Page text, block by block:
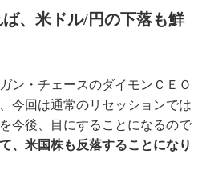
、米ドル/円の下落も鮮
ン・チェースのダイモンＣＥＯ
今回は通常のリセッションでは
今後、目にすることになるので
、米国株も反落することになり